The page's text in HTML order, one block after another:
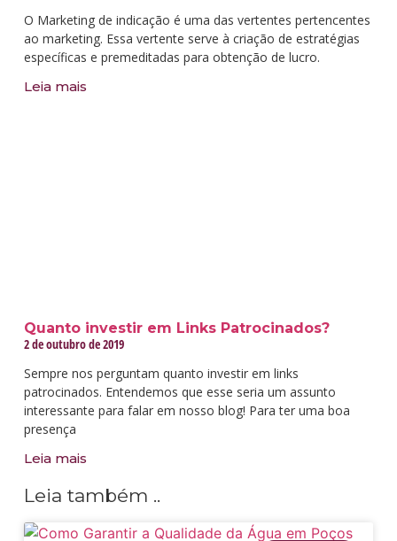
O Marketing de indicação é uma das vertentes pertencentes
ao marketing. Essa vertente serve à criação de estratégias
específicas e premeditadas para obtenção de lucro.
Leia mais
Quanto investir em Links Patrocinados?
2 de outubro de 2019
Sempre nos perguntam quanto investir em links
patrocinados. Entendemos que esse seria um assunto
interessante para falar em nosso blog! Para ter uma boa
presença
Leia mais
Leia também ..